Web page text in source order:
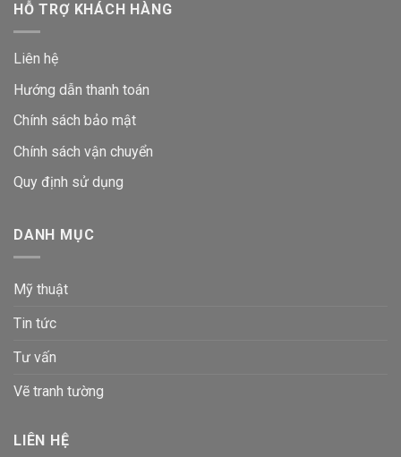
HỖ TRỢ KHÁCH HÀNG
Liên hệ
Hướng dẫn thanh toán
Chính sách bảo mật
Chính sách vận chuyển
Quy định sử dụng
DANH MỤC
Mỹ thuật
Tin tức
Tư vấn
Vẽ tranh tường
LIÊN HỆ